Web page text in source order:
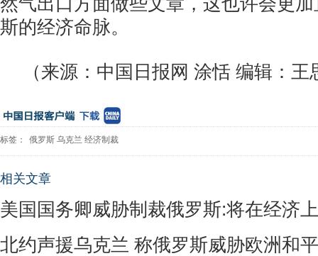
斯的经济命脉。
（来源：中国日报网 涂恬 编辑：王
标签： 俄罗斯 乌克兰 经济制裁
相关文章
美国国务卿威胁制裁俄罗斯:将在经济
北约声援乌克兰 称俄罗斯威胁欧洲和